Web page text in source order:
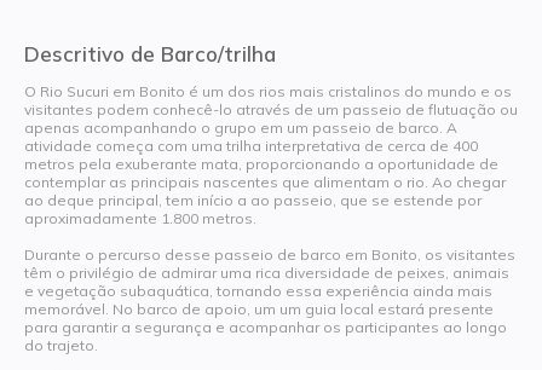
Descritivo de Barco/trilha
O Rio Sucuri em Bonito é um dos rios mais cristalinos do mundo e os
visitantes podem conhecê-lo através de um passeio de flutuação ou
apenas acompanhando o grupo em um passeio de barco. A
atividade começa com uma trilha interpretativa de cerca de 400
metros pela exuberante mata, proporcionando a oportunidade de
contemplar as principais nascentes que alimentam o rio. Ao chegar
ao deque principal, tem início a ao passeio, que se estende por
aproximadamente 1.800 metros.
Durante o percurso desse passeio de barco em Bonito, os visitantes
têm o privilégio de admirar uma rica diversidade de peixes, animais
e vegetação subaquática, tornando essa experiência ainda mais
memorável. No barco de apoio, um um guia local estará presente
para garantir a segurança e acompanhar os participantes ao longo
do trajeto.